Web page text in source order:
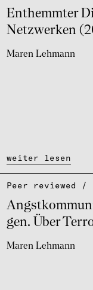
Enthemm­ter
Netz­wer­ken
Maren Lehmann
weiter lesen
gen. Über
Peer reviewed /
Maren Lehmann